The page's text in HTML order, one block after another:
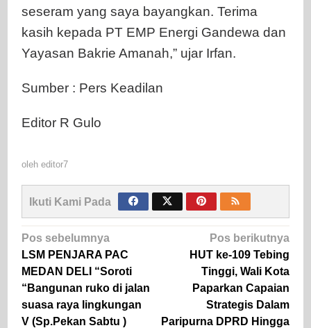
seseram yang saya bayangkan. Terima
kasih kepada PT EMP Energi Gandewa dan
Yayasan Bakrie Amanah,” ujar Irfan.
Sumber : Pers Keadilan
Editor R Gulo
oleh editor7
Ikuti Kami Pada
Navigasi
pos
Pos sebelumnya
LSM PENJARA PAC
MEDAN DELI “Soroti
“Bangunan ruko di jalan
suasa raya lingkungan
V (Sp.Pekan Sabtu )
Pos berikutnya
HUT ke-109 Tebing
Tinggi, Wali Kota
Paparkan Capaian
Strategis Dalam
Paripurna DPRD Hingga